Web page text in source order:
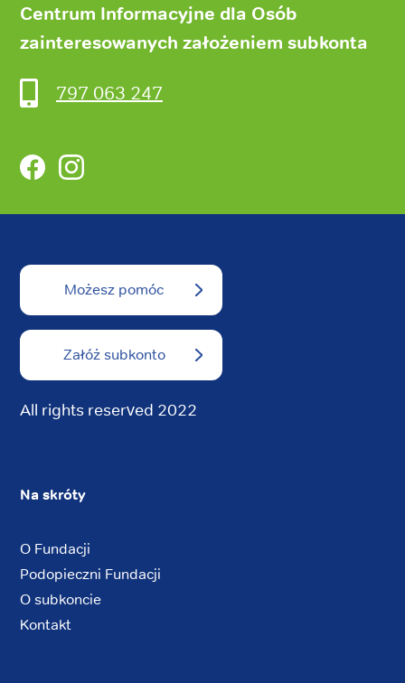
Centrum Informacyjne dla Osób
zainteresowanych założeniem subkonta
797 063 247
FacebookInstagram
Możesz pomóc
Załóż subkonto
All rights reserved 2022
Na skróty
O Fundacji
Podopieczni Fundacji
O subkoncie
Kontakt